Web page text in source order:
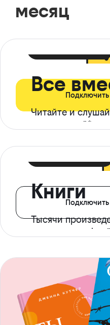
месяц
Все
Читайте и
ограничений*
Книги
Тысячи
с доступом